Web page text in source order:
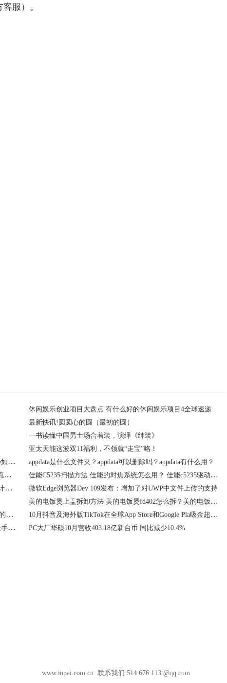
服）。
休闲娱乐创业项目大盘点 有什么好的休闲娱乐项目4全球速递
最新快讯!圆圆心的圆（最初的圆）
一书读懂中国男士场合着装，演绎《绅装》
亚太天能这波双11福利，不领就“走宝”咯！
Nvidia Geforce Experience是什么？Nvidia Geforce Experience如何使用？Nvidia Geforce Experience是必须的吗？ appdata是什么文件夹？appdata可以删除吗？appdata有什么用？
爱尔兰EasyGo宣布一项新的投资计划 在城镇和乡村建设直流快速充电桩
佳能C5235扫描方法 佳能的对焦系统怎么用？ 佳能c5235驱动安装教程
卡西欧fx82es计算器使用教程 卡西欧计算器fx82es线性回归计算方法 卡西欧fx82es计算器怎么用？
微软Edge浏览器Dev 109发布：增加了对UWP中文件上传的支持
美的电饭煲上盖拆卸方法 美的电饭煲fd402怎么拆？美的电饭煲拆解方法
2022浙江人博会开幕,云生集团数字化平台赋能“就业大局下的人力资源服务”
10月抖音及海外版TikTok在全球App Store和Google Pla吸金超过3.26亿美元
酷派手机最新款手机如何？酷派双卡双待手机怎么样？酷派手机介绍
PC大厂华硕10月营收403.18亿新台币 同比减少10.4%
www.inpai.com.cn 联系我们:514 676 113 @qq.com